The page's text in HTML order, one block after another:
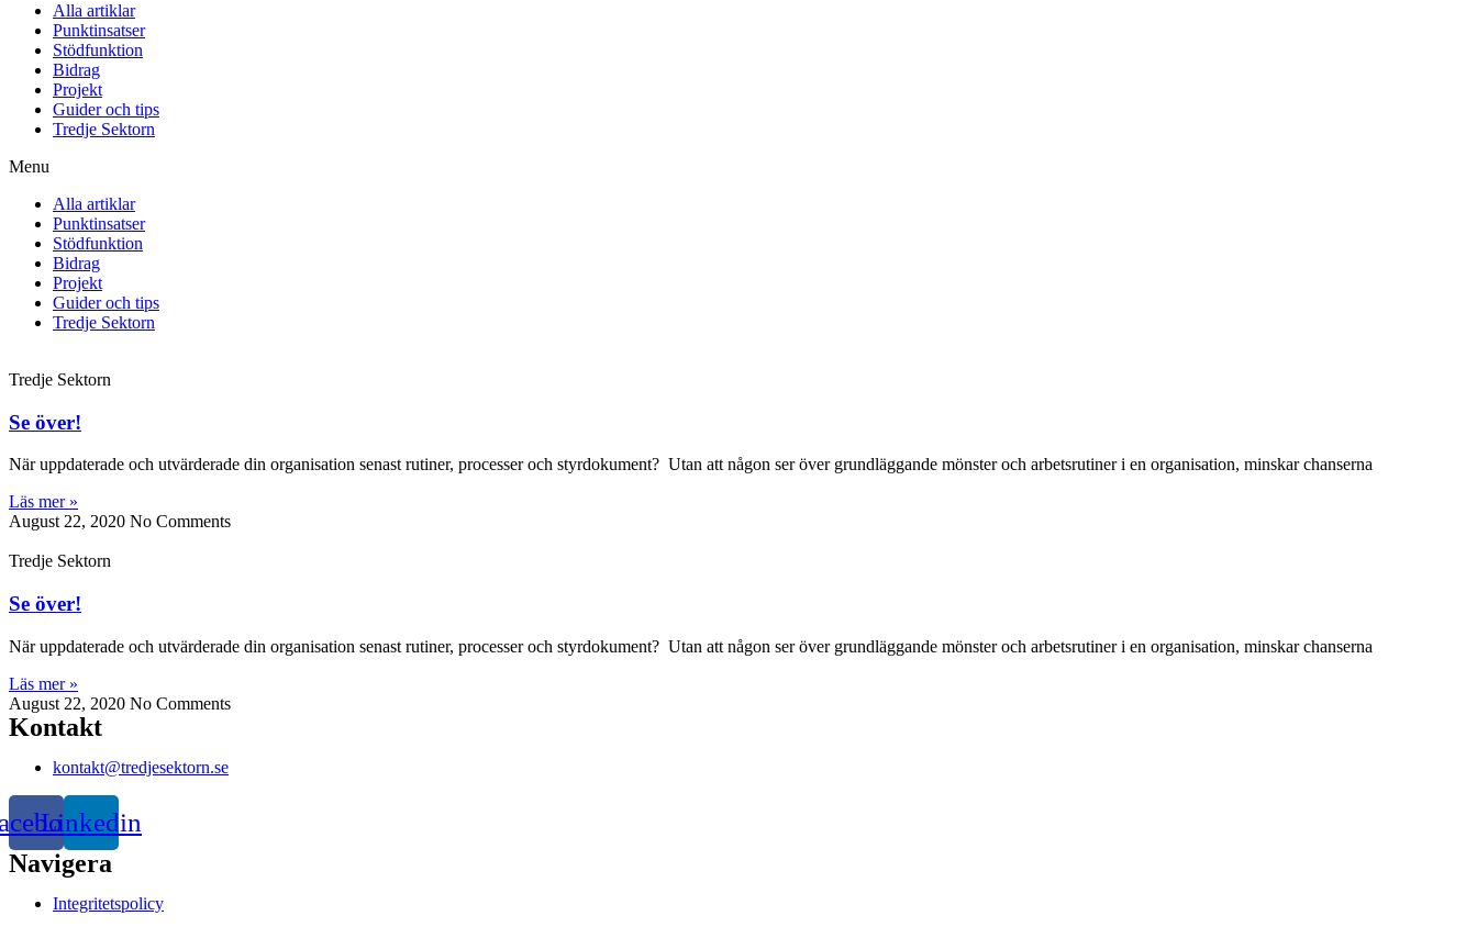
Alla artiklar
Punktinsatser
Stödfunktion
Bidrag
Projekt
Guider och tips
Tredje Sektorn
Menu
Alla artiklar
Punktinsatser
Stödfunktion
Bidrag
Projekt
Guider och tips
Tredje Sektorn
Tredje Sektorn
Se över!
När uppdaterade och utvärderade din organisation senast rutiner, processer och styrdokument? Utan att någon ser över grundläggande mönster och arbetsrutiner i en organisation, minskar chanserna
Läs mer »
August 22, 2020 No Comments
Tredje Sektorn
Se över!
När uppdaterade och utvärderade din organisation senast rutiner, processer och styrdokument? Utan att någon ser över grundläggande mönster och arbetsrutiner i en organisation, minskar chanserna
Läs mer »
August 22, 2020 No Comments
Kontakt
kontakt@tredjesektorn.se
Linkedin
Navigera
Integritetspolicy